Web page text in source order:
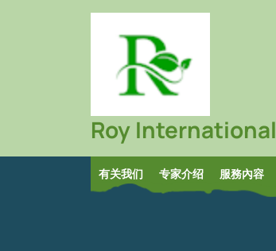
Roy International
有关我们 专家介绍 服務內容